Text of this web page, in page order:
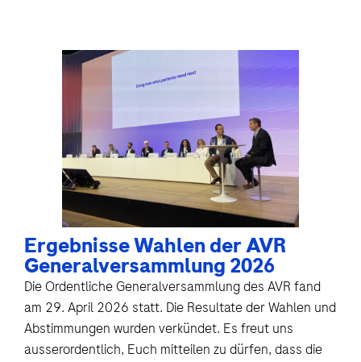
Ergebnisse Wahlen der AVR
Generalversammlung 2026
Die Ordentliche Generalversammlung des AVR fand
am 29. April 2026 statt. Die Resultate der Wahlen und
Abstimmungen wurden verkündet. Es freut uns
ausserordentlich, Euch mitteilen zu dürfen, dass die